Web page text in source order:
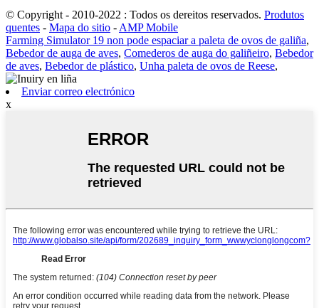
© Copyright - 2010-2022 : Todos os dereitos reservados. Produtos
quentes - Mapa do sitio - AMP Mobile
Farming Simulator 19 non pode espaciar a paleta de ovos de galiña,
Bebedor de auga de aves, Comederos de auga do galiñeiro, Bebedor
de aves, Bebedor de plástico, Unha paleta de ovos de Reese,
Enviar correo electrónico
x